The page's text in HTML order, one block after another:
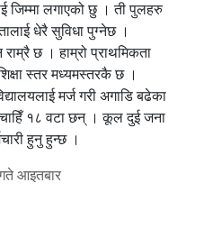
जिम्मा लगाएको छु । ती पुलहरु
धेरै सुविधा पुग्नेछ ।
छ । हाम्रो प्राथमिकता
स्तर मध्यमस्तरकै छ ।
मर्ज गरी अगाडि बढेका
१८ वटा छन् । कूल दुई जना
हुनु हुन्छ ।
आइतबार